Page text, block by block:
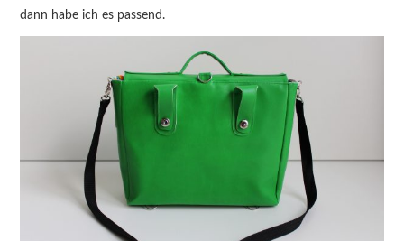
dann habe ich es passend.